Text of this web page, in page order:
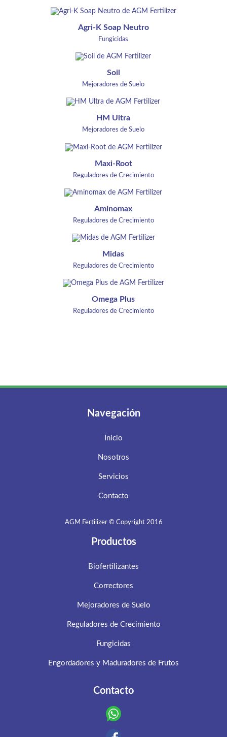
Agri-K Soap Neutro
Fungicidas
Soil
Mejoradores de Suelo
HM Ultra
Mejoradores de Suelo
Maxi-Root
Reguladores de Crecimiento
Aminomax
Reguladores de Crecimiento
Midas
Reguladores de Crecimiento
Omega Plus
Reguladores de Crecimiento
Navegación
Inicio
Nosotros
Servicios
Contacto
AGM Fertilizer © Copyright 2016
Productos
Biofertilizantes
Correctores
Mejoradores de Suelo
Reguladores de Crecimiento
Fungicidas
Engordadores y Maduradores de Frutos
Contacto